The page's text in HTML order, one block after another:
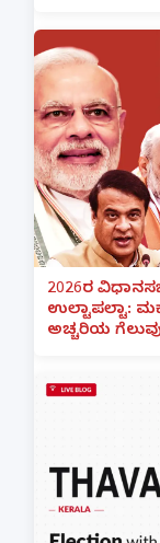
2026ರ
ಉಲ್ಟಾಪಲ್ಟಾ:
ಅಚ್ಚರಿಯ